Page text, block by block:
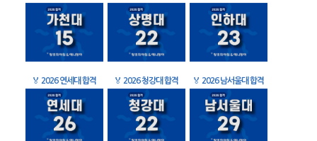
🏅 2026 연세대 합격 🏅 2026 청강대 합격 🏅 2026 남서울대 합격